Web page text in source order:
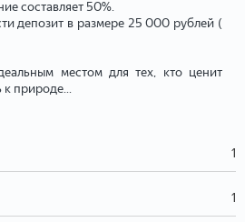
составляет 50%.
депозит в размере 25 000 рублей (
местом для тех, кто ценит
к природе...
1
1